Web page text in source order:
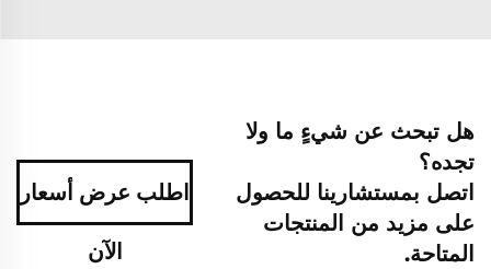
هل تبحث عن شيءٍ ما ولا
تجده؟
اتصل بمستشارينا للحصول
على مزيد من المنتجات
المتاحة.
اطلب عرض أسعار
الآن